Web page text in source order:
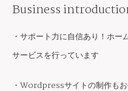
Business
・サポート力に自信あり！ホ
サービスを行っています
・Wordpressサイトの制作も